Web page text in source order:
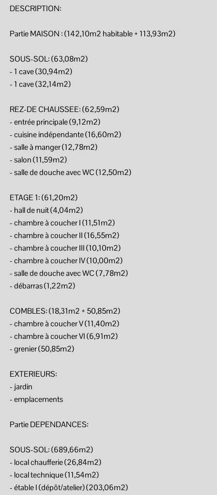
DESCRIPTION:
Partie MAISON : (142,10m2 habitable + 113,93m2)
SOUS-SOL: (63,08m2)
- 1 cave (30,94m2)
- 1 cave (32,14m2)
REZ-DE CHAUSSEE: (62,59m2)
- entrée principale (9,12m2)
- cuisine indépendante (16,60m2)
- salle à manger (12,78m2)
- salon (11,59m2)
- salle de douche avec WC (12,50m2)
ETAGE 1: (61,20m2)
- hall de nuit (4,04m2)
- chambre à coucher I (11,51m2)
- chambre à coucher II (16,55m2)
- chambre à coucher III (10,10m2)
- chambre à coucher IV (10,00m2)
- salle de douche avec WC (7,78m2)
- débarras (1,22m2)
COMBLES: (18,31m2 + 50,85m2)
- chambre à coucher V (11,40m2)
- chambre à coucher VI (6,91m2)
- grenier (50,85m2)
EXTERIEURS:
- jardin
- emplacements
Partie DEPENDANCES:
SOUS-SOL: (689,66m2)
- local chaufferie (26,84m2)
- local technique (11,54m2)
- étable I (dépôt/atelier) (203,06m2)